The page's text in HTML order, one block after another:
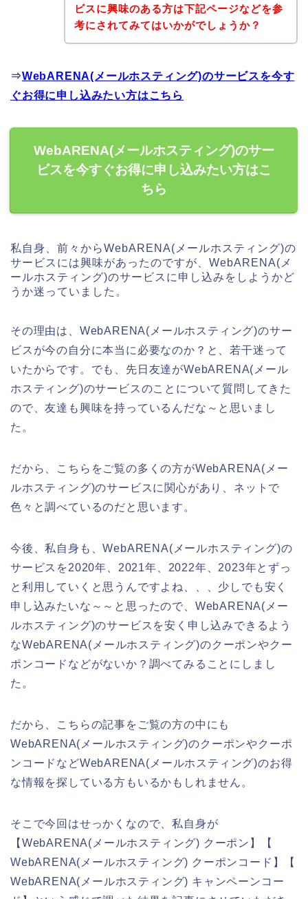
ビスに興味のある方は下記ページなどを参
考にされてみてはいかがでしょうか？
⇒WebARENA(メールホスティング)のサービスを今す
ぐお得に申し込みたい方はこちら
WebARENA(メールホスティング)のサー
ビスを今すぐお得に申し込みたい方はこ
ちら
私自身、前々からWebARENA(メールホスティング)の
サービスには興味があったのですが、WebARENA(メ
ールホスティング)のサービスに申し込みをしようかど
うか迷っていました。
その理由は、WebARENA(メールホスティング)のサー
ビスが今の自分に本当に必要なのか？と、若干迷って
いたからです。でも、先日友達がWebARENA(メール
ホスティング)のサービスのことについて質問してきた
ので、友達も興味を持っているんだな～と思いまし
た。
だから、こちらをご覧の多くの方がWebARENA(メー
ルホスティング)のサービスに関心があり、ネットで
色々と調べているのだと思います。
今後、私自身も、WebARENA(メールホスティング)の
サービスを2020年、2021年、2022年、2023年とずっ
と利用していくと思うんですよね、、、少しでも安く
申し込みたいな～～と思ったので、WebARENA(メー
ルホスティング)のサービスを安く申し込みできるよう
なWebARENA(メールホスティング)のクーポンやクー
ポンコードなどがないか？調べてみることにしまし
た。
だから、こちらの記事をご覧の方の中にも
WebARENA(メールホスティング)のクーポンやクーポ
ンコードなどWebARENA(メールホスティング)のお得
な情報を探している方もいるかもしれません。
そこで今回はせっかくなので、私自身が
【WebARENA(メールホスティング) クーポン】【
WebARENA(メールホスティング) クーポンコード】【
WebARENA(メールホスティング) キャンペーンコー